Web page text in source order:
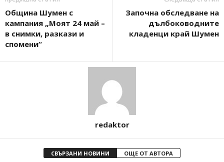
Община Шумен с
кампания „Моят 24 май –
в снимки, разкази и
спомени“
Започна обследване на
дълбоководните
кладенци край Шумен
redaktor
СВЪРЗАНИ НОВИНИ ОЩЕ ОТ АВТОРА